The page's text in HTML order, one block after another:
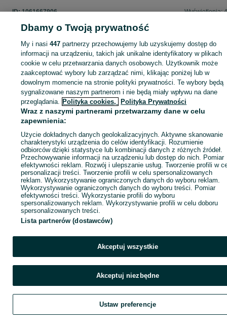
ID:1061667906 Wyświetlenia:
Zaloguj się lub załóż konto na OLX, aby skontaktować się z
sprzedającym
Zaloguj się / Załóż konto
Dbamy o Twoją prywatność
My i nasi447 partnerzy przechowujemy lub uzyskujemy dostęp do
informacji na urządzeniu, takich jak unikalne identyfikatory w plikach
cookie w celu przetwarzania danych osobowych. Użytkownik może
zaakceptować wybory lub zarządzać nimi, klikając poniżej lub w
dowolnym momencie na stronie polityki prywatności. Te wybory będą
sygnalizowane naszym partnerom i nie będą miały wpływu na dane
przeglądania. Polityka cookies, Polityka Prywatności
Wraz z naszymi partnerami przetwarzamy dane w celu
zapewnienia:
Użycie dokładnych danych geolokalizacyjnych. Aktywne skanowanie
charakterystyki urządzenia do celów identyfikacji. Rozumienie
odbiorców dzięki statystyce lub kombinacji danych z różnych źródeł.
Przechowywanie informacji na urządzeniu lub dostęp do nich. Pomiar
efektywności reklam. Rozwój i ulepszanie usług. Tworzenie profili w
personalizacji treści. Tworzenie profili w celu spersonalizowanych
reklam. Wykorzystywanie ograniczonych danych do wyboru reklam.
Wykorzystywanie ograniczonych danych do wyboru treści. Pomiar
efektywności treści. Wykorzystanie profili do wyboru
spersonalizowanych reklam. Wykorzystywanie profili w celu doboru
spersonalizowanych treści.
Lista partnerów (dostawców)
Akceptuj wszystkie
Akceptuj niezbędne
Ustaw preferencje